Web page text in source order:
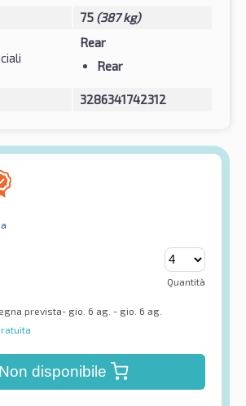
75 (387 kg)
Rear
Rear
3286341742312
Quantità
prevista- gio. 6 ag. - gio. 6 ag.
Non disponibile